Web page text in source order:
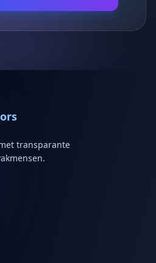
transparante